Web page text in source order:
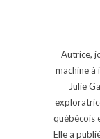
Autrice,
machine à
Julie
québécois
Elle a